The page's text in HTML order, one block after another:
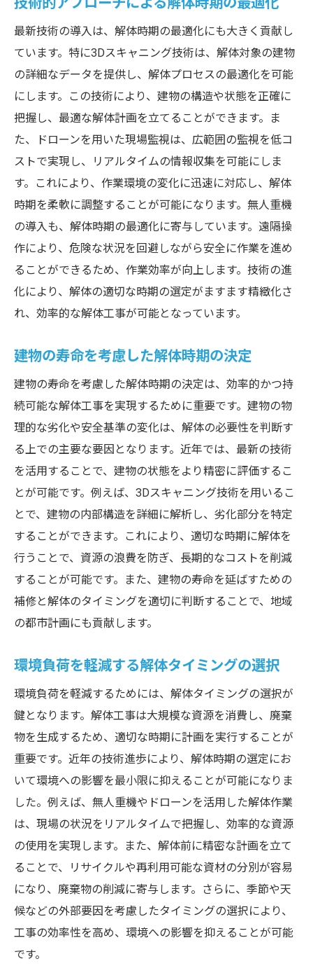
最新技術の導入は、解体時期の最適化にも大きく貢献し
ています。特に3Dスキャニング技術は、解体対象の建物
の詳細なデータを提供し、解体プロセスの最適化を可能
にします。この技術により、建物の構造や状態を正確に
把握し、最適な解体計画を立てることができます。ま
た、ドローンを用いた現場監視は、広範囲の監視を低コ
ストで実現し、リアルタイムの情報収集を可能にしま
す。これにより、作業環境の変化に迅速に対応し、解体
時期を柔軟に調整することが可能になります。無人重機
の導入も、解体時期の最適化に寄与しています。遠隔操
作により、危険な状況を回避しながら安全に作業を進め
ることができるため、作業効率が向上します。技術の進
化により、解体の適切な時期の選定がますます精緻化さ
れ、効率的な解体工事が可能となっています。
建物の寿命を考慮した解体時期の決定
建物の寿命を考慮した解体時期の決定は、効率的かつ持
続可能な解体工事を実現するために重要です。建物の物
理的な劣化や安全基準の変化は、解体の必要性を判断す
る上での主要な要因となります。近年では、最新の技術
を活用することで、建物の状態をより精密に評価するこ
とが可能です。例えば、3Dスキャニング技術を用いるこ
とで、建物の内部構造を詳細に解析し、劣化部分を特定
することができます。これにより、適切な時期に解体を
行うことで、資源の浪費を防ぎ、長期的なコストを削減
することが可能です。また、建物の寿命を延ばすための
補修と解体のタイミングを適切に判断することで、地域
の都市計画にも貢献します。
環境負荷を軽減する解体タイミングの選択
環境負荷を軽減するためには、解体タイミングの選択が
鍵となります。解体工事は大規模な資源を消費し、廃棄
物を生成するため、適切な時期に計画を実行することが
重要です。近年の技術進歩により、解体時期の選定にお
いて環境への影響を最小限に抑えることが可能になりま
した。例えば、無人重機やドローンを活用した解体作業
は、現場の状況をリアルタイムで把握し、効率的な資源
の使用を実現します。また、解体前に精密な計画を立て
ることで、リサイクルや再利用可能な資材の分別が容易
になり、廃棄物の削減に寄与します。さらに、季節や天
候などの外部要因を考慮したタイミングの選択により、
工事の効率性を高め、環境への影響を抑えることが可能
です。